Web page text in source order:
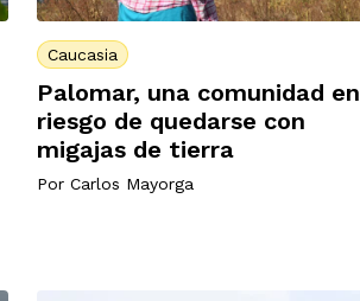
Caucasia
Palomar, una comunidad en
riesgo de quedarse con
migajas de tierra
Por Carlos Mayorga